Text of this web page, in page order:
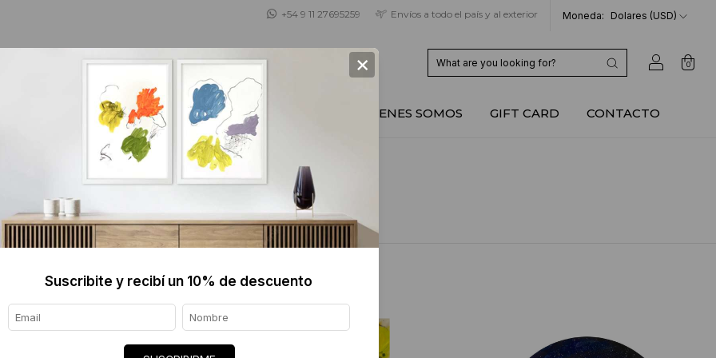
+54 9 11 27695259 Envíos a todo el país y al exterior Moneda: Dolares (USD)
0
TIENDA DE OBJETOS QUIENES SOMOS GIFT CARD CONTACTO
×
Suscribite y recibí un 10% de descuento